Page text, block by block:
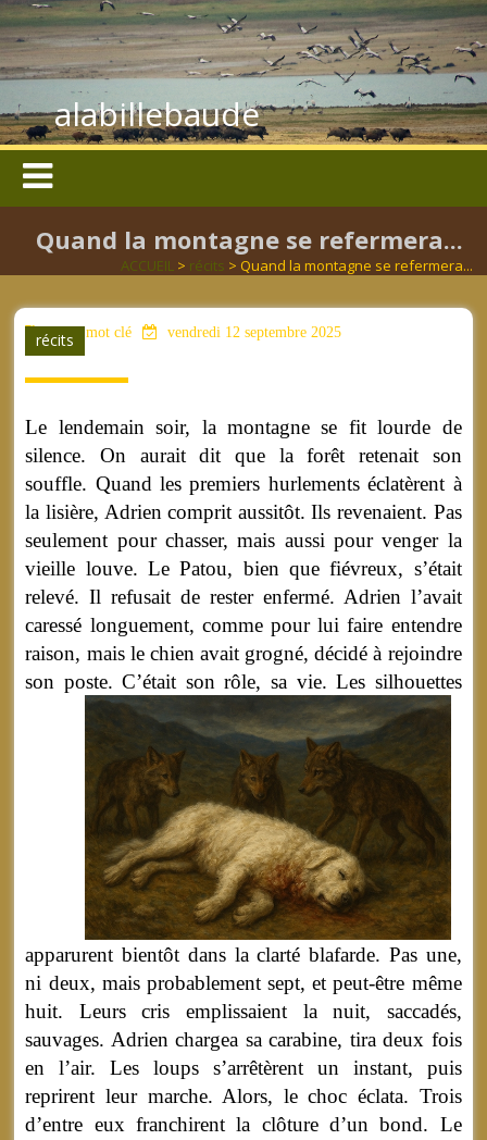
alabillebaude
Quand la montagne se refermera...
ACCUEIL> récits > Quand la montagne se refermera...
récits
aucun mot clé vendredi 12 septembre 2025
Le lendemain soir, la montagne se fit lourde de
silence. On aurait dit que la forêt retenait son
souffle. Quand les premiers hurlements éclatèrent à
la lisière, Adrien comprit aussitôt. Ils revenaient. Pas
seulement pour chasser, mais aussi pour venger la
vieille louve. Le Patou, bien que fiévreux, s’était
relevé. Il refusait de rester enfermé. Adrien l’avait
caressé longuement, comme pour lui faire entendre
raison, mais le chien avait grogné, décidé à rejoindre
son poste. C’était son rôle, sa vie.Les silhouettes
apparurent bientôt dans la clarté blafarde. Pas une,
ni deux, mais probablement sept, et peut-être même
huit. Leurs cris emplissaient la nuit, saccadés,
sauvages. Adrien chargea sa carabine, tira deux fois
en l’air. Les loups s’arrêtèrent un instant, puis
reprirent leur marche. Alors, le choc éclata. Trois
d’entre eux franchirent la clôture d’un bond. Le